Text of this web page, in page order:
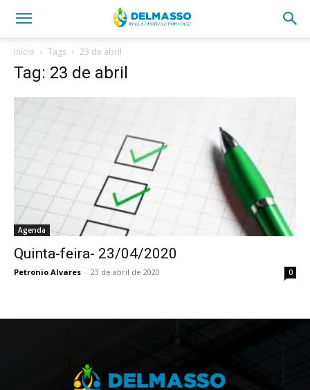
Início Tags 23 de abril
Tag: 23 de abril
Agenda
Quinta-feira- 23/04/2020
Petronio Alvares - 23 de abril de 2020 0